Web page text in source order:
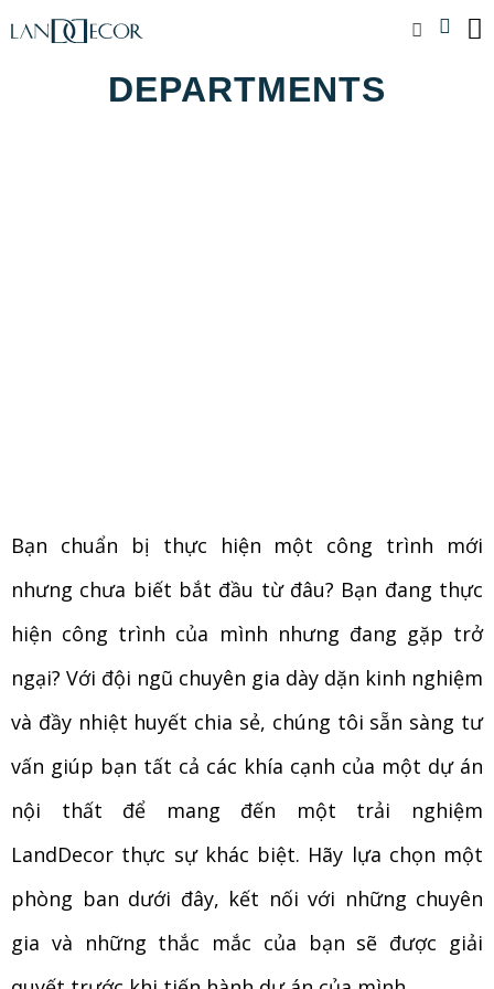
DEPARTMENTS
Bạn chuẩn bị thực hiện một công trình mới
nhưng chưa biết bắt đầu từ đâu? Bạn đang thực
hiện công trình của mình nhưng đang gặp trở
ngại? Với đội ngũ chuyên gia dày dặn kinh nghiệm
và đầy nhiệt huyết chia sẻ, chúng tôi sẵn sàng tư
vấn giúp bạn tất cả các khía cạnh của một dự án
nội thất để mang đến một trải nghiệm
LandDecor thực sự khác biệt. Hãy lựa chọn một
phòng ban dưới đây, kết nối với những chuyên
gia và những thắc mắc của bạn sẽ được giải